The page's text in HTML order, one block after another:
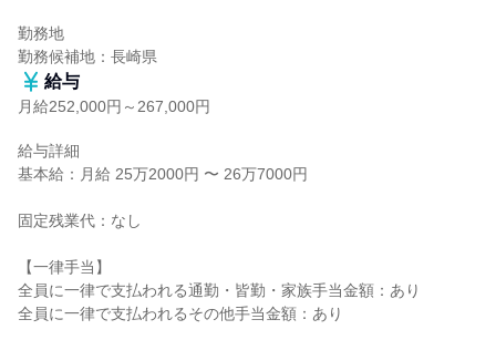
勤務地
勤務候補地：長崎県
給与
月給252,000円～267,000円
給与詳細
基本給：月給 25万2000円 〜 26万7000円
固定残業代：なし
【一律手当】
全員に一律で支払われる通勤・皆勤・家族手当金額：あり
全員に一律で支払われるその他手当金額：あり